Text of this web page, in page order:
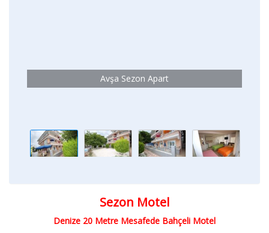
Avşa Sezon Apart
Sezon Motel
Denize 20 Metre Mesafede Bahçeli Motel